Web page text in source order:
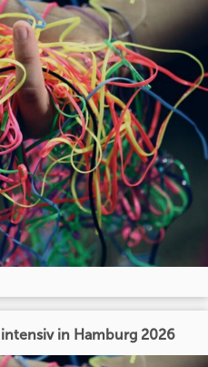
in Hamburg 2026